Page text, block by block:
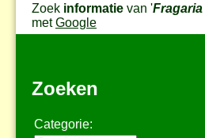
Zoek informatie van 'Fragaria
metGoogle
Zoeken
Categorie: